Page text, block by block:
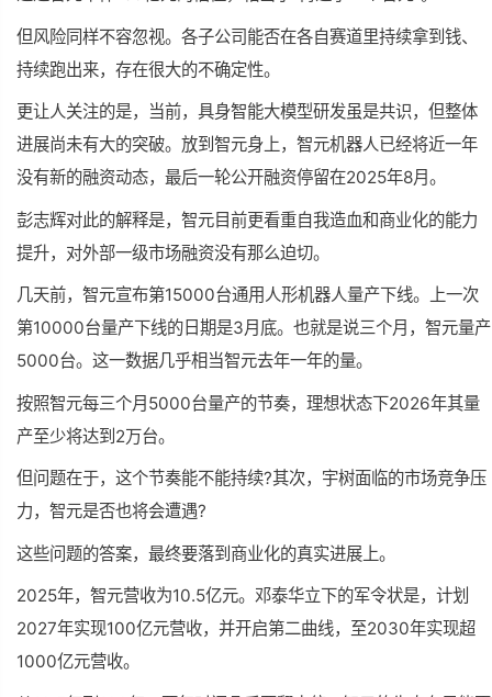
但风险同样不容忽视。各子公司能否在各自赛道里持续拿到钱、
持续跑出来，存在很大的不确定性。
更让人关注的是，当前，具身智能大模型研发虽是共识，但整体
进展尚未有大的突破。放到智元身上，智元机器人已经将近一年
没有新的融资动态，最后一轮公开融资停留在2025年8月。
彭志辉对此的解释是，智元目前更看重自我造血和商业化的能力
提升，对外部一级市场融资没有那么迫切。
几天前，智元宣布第15000台通用人形机器人量产下线。上一次
第10000台量产下线的日期是3月底。也就是说三个月，智元量产
5000台。这一数据几乎相当智元去年一年的量。
按照智元每三个月5000台量产的节奏，理想状态下2026年其量
产至少将达到2万台。
但问题在于，这个节奏能不能持续?其次，宇树面临的市场竞争压
力，智元是否也将会遭遇?
这些问题的答案，最终要落到商业化的真实进展上。
2025年，智元营收为10.5亿元。邓泰华立下的军令状是，计划
2027年实现100亿元营收，并开启第二曲线，至2030年实现超
1000亿元营收。